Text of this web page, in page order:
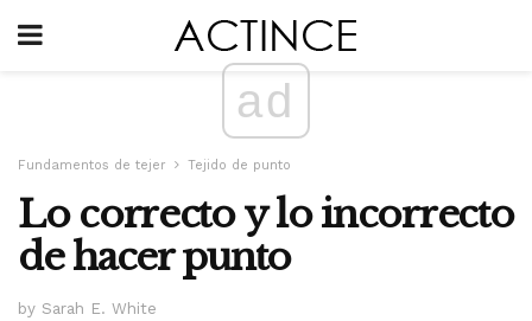
ad
Fundamentos de tejer Tejido de punto
Lo correcto y lo incorrecto
de hacer punto
by Sarah E. White